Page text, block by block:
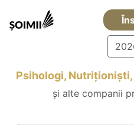
Psihologi,
și alte companii